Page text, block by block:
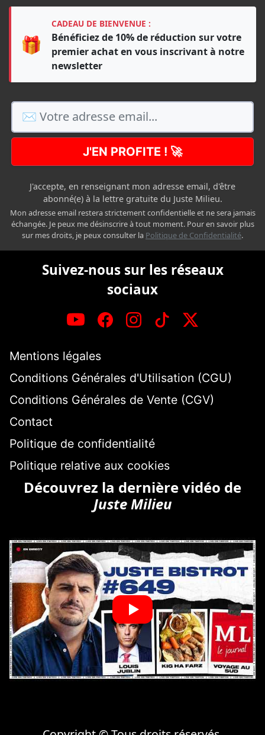
🎁
CADEAU DE BIENVENUE :
Bénéficiez de 10% de réduction sur votre
premier achat en vous inscrivant à notre
newsletter
J'EN PROFITE ! 🚀
J'accepte, en renseignant mon adresse email, d'être
abonné(e) à la lettre gratuite du Juste Milieu.
Mon adresse email restera strictement confidentielle et ne sera jamais
échangée. Je peux me désinscrire à tout moment. Pour en savoir plus
sur mes droits, je peux consulter la Politique de Confidentialité.
Suivez-nous sur les réseaux
sociaux
Mentions légales
Conditions Générales d'Utilisation (CGU)
Conditions Générales de Vente (CGV)
Contact
Politique de confidentialité
Politique relative aux cookies
Découvrez la dernière vidéo de
Juste Milieu